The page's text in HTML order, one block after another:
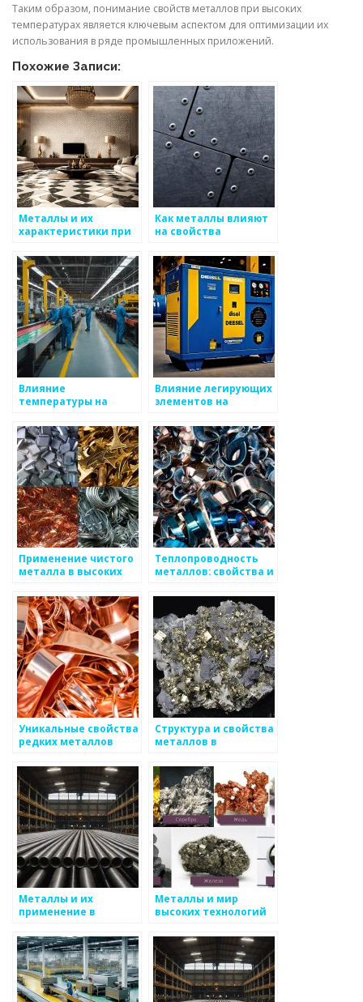
Таким образом, понимание свойств металлов при высоких
температурах является ключевым аспектом для оптимизации их
использования в ряде промышленных приложений.
Похожие Записи:
Металлы и их
характеристики при
температурах
Как металлы влияют
на свойства
материалов
Влияние
температуры на
металлов
Влияние легирующих
элементов на
Применение чистого
металла в высоких
Теплопроводность
металлов: свойства и
Уникальные свойства
редких металлов
Структура и свойства
металлов в
основные аспекты
Металлы и их
применение в
энергетических
системах
Металлы и мир
высоких технологий